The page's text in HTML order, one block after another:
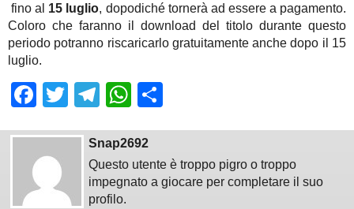
fino al 15 luglio, dopodiché tornerà ad essere a pagamento.
Coloro che faranno il download del titolo durante questo
periodo potranno riscaricarlo gratuitamente anche dopo il 15
luglio.
Facebook
TwitterTelegram
WhatsApp
Snap2692
Questo utente è troppo pigro o troppo
impegnato a giocare per completare il suo
profilo.